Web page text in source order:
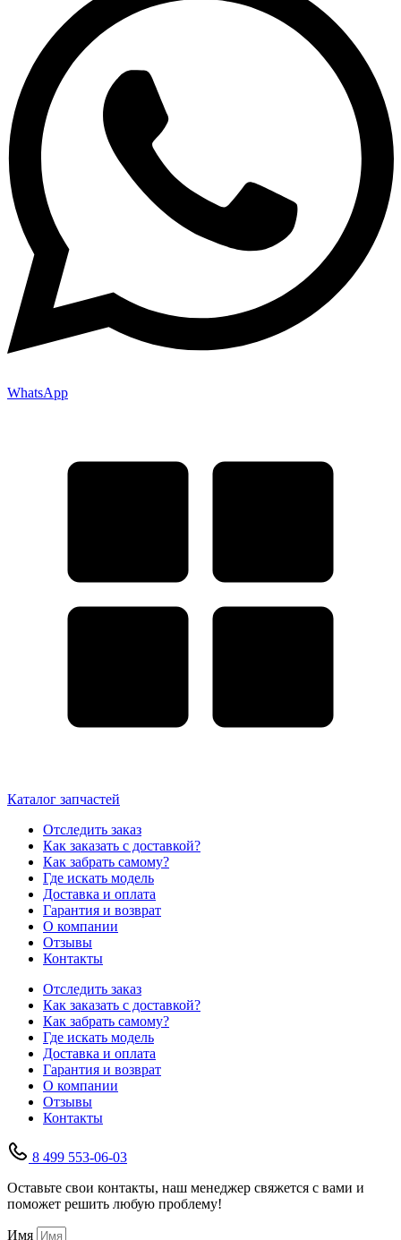
WhatsApp
Каталог запчастей
Отследить заказ
Как заказать с доставкой?
Как забрать самому?
Где искать модель
Доставка и оплата
Гарантия и возврат
О компании
Отзывы
Контакты
Отследить заказ
Как заказать с доставкой?
Как забрать самому?
Где искать модель
Доставка и оплата
Гарантия и возврат
О компании
Отзывы
Контакты
8 499 553-06-03
Оставьте свои контакты, наш менеджер свяжется с вами и
поможет решить любую проблему!
Имя